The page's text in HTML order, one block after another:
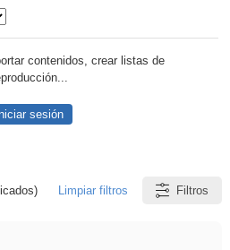
contenidos, crear listas de
Iniciar sesión
Limpiar filtros Filtros